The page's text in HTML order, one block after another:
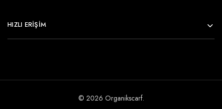
HIZLI ERİŞİM
© 2026 Organikscarf.